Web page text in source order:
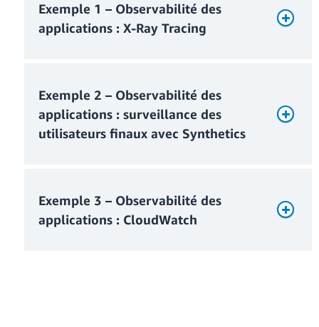
Exemple 1 – Observabilité des
applications : X-Ray Tracing
Exemple 2 – Observabilité des
applications : surveillance des
utilisateurs finaux avec Synthetics
Exemple 3 – Observabilité des
applications : CloudWatch